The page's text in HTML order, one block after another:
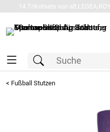
14 Trikotsets von
< Fußball Stutzen